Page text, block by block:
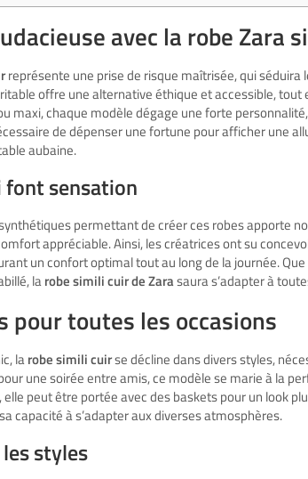
avec la robe Zara
représente une prise de risque maîtrisée, qui séduira
offre une alternative éthique et accessible,
maxi, chaque modèle dégage une forte
de dépenser une fortune pour afficher une
aubaine.
font sensation
permettant de créer ces robes apporte
appréciable. Ainsi, les créatrices ont su
un confort optimal tout au long de la journée.
larobe simili cuir de Zarasaura s’adapter à
pour toutes les occasions
larobe simili cuirse décline dans divers styles,
une soirée entre amis, ce modèle se marie à la
elle peut être portée avec des baskets pour un look
capacité à s’adapter aux diverses atmosphères.
les styles